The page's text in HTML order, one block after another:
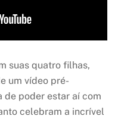
suas quatro filhas,
um vídeo pré-
de poder estar aí com
celebram a incrível